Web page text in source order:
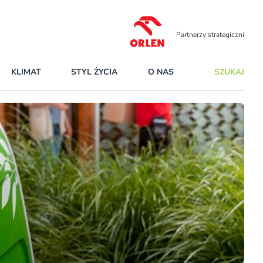
Partnerzy strategiczni
KLIMAT STYL ŻYCIA O NAS SZUKAJ